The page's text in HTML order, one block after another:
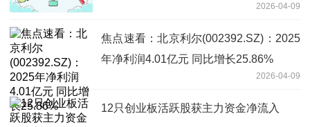
2026-04-09
焦点速看：北京利尔(002392.SZ)：2025
年净利润4.01亿元 同比增长25.86%
2026-04-09
12只创业板活跃股获主力资金净流入